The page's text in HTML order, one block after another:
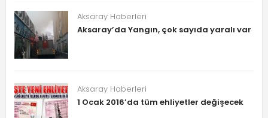
Aksaray Haberleri
Aksaray’da Yangın, çok sayıda yaralı var
Aksaray Haberleri
1 Ocak 2016’da tüm ehliyetler değişecek